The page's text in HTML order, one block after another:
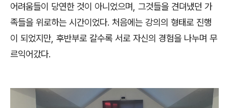
어려움들이 당연한 것이 아니었으며, 그것들을 견뎌냈던 가
족들을 위로하는 시간이었다. 처음에는 강의의 형태로 진행
이 되었지만, 후반부로 갈수록 서로 자신의 경험을 나누며 무
르익어갔다.